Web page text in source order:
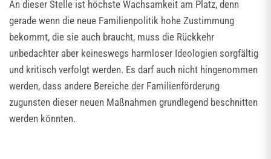
An dieser Stelle ist höchste Wachsamkeit am Platz, denn
gerade wenn die neue Familienpolitik hohe Zustimmung
bekommt, die sie auch braucht, muss die Rückkehr
unbedachter aber keineswegs harmloser Ideologien sorgfältig
und kritisch verfolgt werden. Es darf auch nicht hingenommen
werden, dass andere Bereiche der Familienförderung
zugunsten dieser neuen Maßnahmen grundlegend beschnitten
werden könnten.